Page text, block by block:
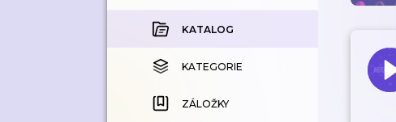
KOUPENÉ
KATEGORIE
ZÁLOŽKY
KATALOG
KATEGORIE
ZÁLOŽKY